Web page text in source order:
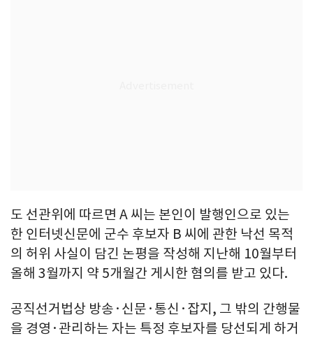
도 선관위에 따르면 A 씨는 본인이 발행인으로 있는
한 인터넷신문에 군수 후보자 B 씨에 관한 낙선 목적
의 허위 사실이 담긴 논평을 작성해 지난해 10월부터
올해 3월까지 약 5개월간 게시한 혐의를 받고 있다.
공직선거법상 방송·신문·통신·잡지, 그 밖의 간행물
을 경영·관리하는 자는 특정 후보자를 당선되게 하거